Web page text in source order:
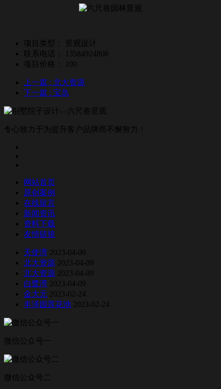
项目类型：
景观设计
联系电话：
13584924808
项目价格：
100
上一篇 : 北大资源
下一篇 : 宝岛
专心致力于为提升客户品牌而不懈努力！
网站首页
原创案例
在线留言
新闻资讯
资料下载
友情链接
天使湾 2023-04-09
北大资源 2023-04-09
北大资源 2023-04-09
白鹭湾 2023-04-09
金大元 2023-02-24
丰泽园莲花池 2023-02-24
微信公众号一
微信公众号二